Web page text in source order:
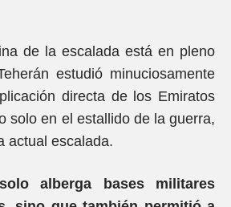
de la escalada está en pleno
estudió minuciosamente
directa de los Emiratos
solo en el estallido de la guerra,
actual escalada.
alberga bases militares